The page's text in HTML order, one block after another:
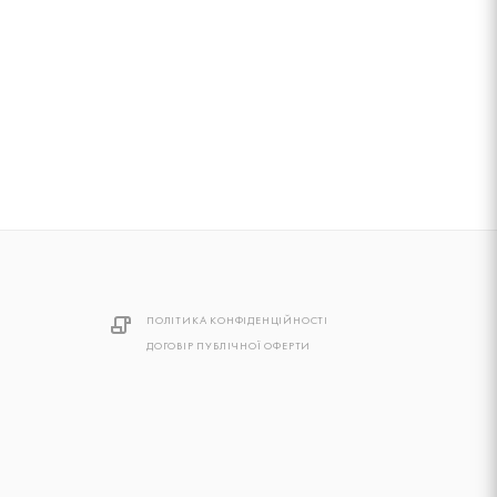
ПОЛІТИКА КОНФІДЕНЦІЙНОСТІ
ДОГОВІР ПУБЛІЧНОЇ ОФЕРТИ